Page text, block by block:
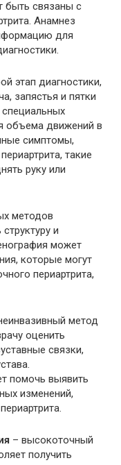
быть связаны с
Анамнез
для
этап диагностики,
запястья и пятки
объема движений в
симптомы,
такие
руку или
методов
и
может
которые могут
периартрита,
метод
оценить
связки,
помочь выявить
изменений,
– высокоточный
получить